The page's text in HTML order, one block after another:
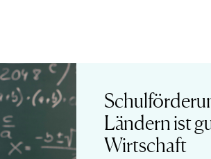
Ländern ist
Wirtschaft